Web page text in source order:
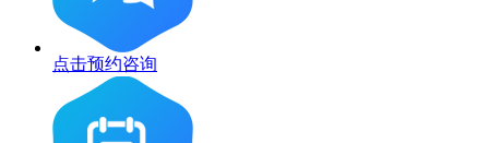
点击预约咨询